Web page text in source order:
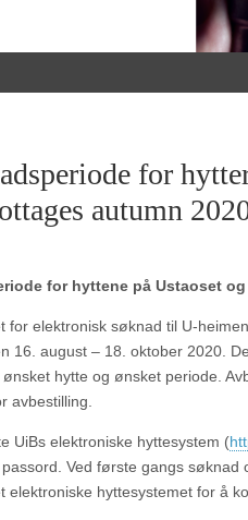
for
autumn
for hyttene på Ustaoset
for elektronisk søknad til U-
16. august – 18. oktober 2020.
hytte og ønsket periode.
avbestilling.
UiBs elektroniske hyttesystem (
Ved første gangs
elektroniske hyttesystemet for å